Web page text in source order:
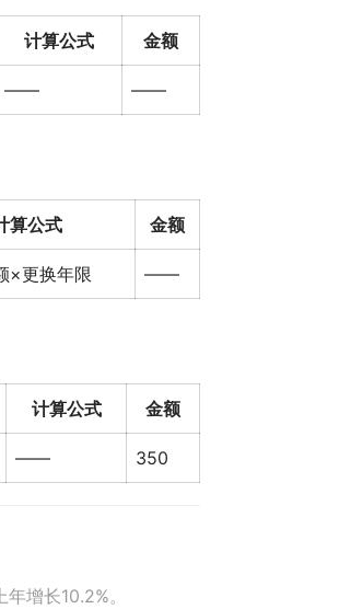
计算公式 金额
—— ——
算公式 金额
×更换年限 ——
计算公式 金额
—— 350
增长10.2%。